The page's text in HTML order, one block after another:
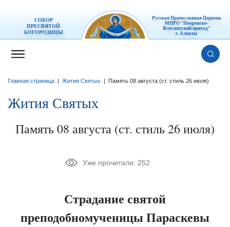
СОБОР
ПРЕСВЯТОЙ
БОГОРОДИЦЫ
Русская Православная Церковь
МПРО "Покровско-
Всехсвятский приход"
г. Алматы
Главная страница Жития Святых Память 08 августа (ст. стиль 26 июля)
Жития Святых
Память 08 августа (ст. стиль 26 июля)
Уже прочитали: 252
Страдание святой
преподобномученицы Параскевы